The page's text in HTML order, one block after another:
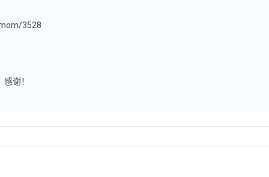
3528
谢！